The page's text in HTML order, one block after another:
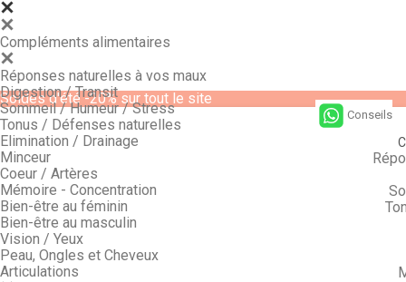
Soldes d'été -20% sur tout le site
Compléments alimentaires
Réponses naturelles à vos maux
Digestion / Transit
Sommeil / Humeur / Stress
Tonus / Défenses naturelles
Elimination / Drainage
Minceur
Coeur / Artères
Mémoire - Concentration
Bien-être au féminin
Bien-être au masculin
Vision / Yeux
Peau, Ongles et Cheveux
Articulations
Conseils